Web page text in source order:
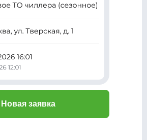
Новая заявка